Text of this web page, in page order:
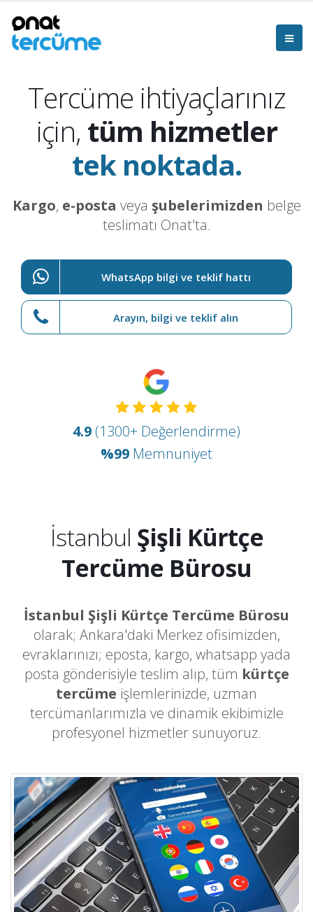
Tercüme ihtiyaçlarınız
için, tüm hizmetler
tek noktada.
Kargo, e-posta veya şubelerimizden belge
teslimatı Onat'ta.
WhatsApp bilgi ve teklif hattı
Arayın, bilgi ve teklif alın
4.9 (1300+ Değerlendirme)
%99 Memnuniyet
İstanbul Şişli Kürtçe
Tercüme Bürosu
İstanbul Şişli Kürtçe Tercüme Bürosu
olarak; Ankara'daki Merkez ofisimizden,
evraklarınızı; eposta, kargo, whatsapp yada
posta gönderisiyle teslim alıp, tüm kürtçe
tercüme işlemlerinizde, uzman
tercümanlarımızla ve dinamik ekibimizle
profesyonel hizmetler sunuyoruz.